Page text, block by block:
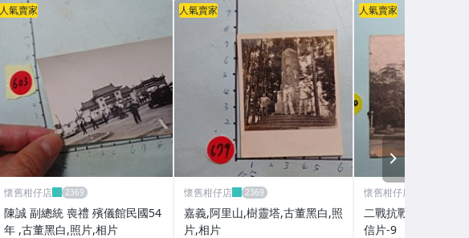
人氣賣家
懷舊柑仔店
陳誠 副總統 喪禮 殯儀館民國54
年 ,古董黑白,照片,相片
人氣賣家
懷舊柑仔店
嘉義,阿里山,樹靈塔,古董黑白,照
片,相片
人氣賣家
懷舊柑仔店
二戰抗戰時期,中國,
信片-9